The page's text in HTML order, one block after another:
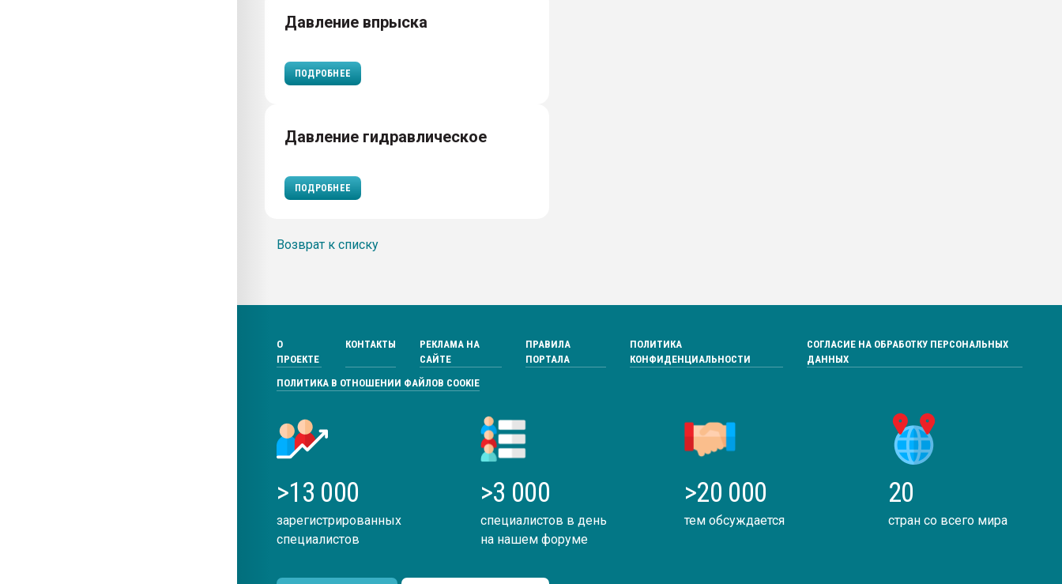
Давление впрыска
ПОДРОБНЕЕ
Давление гидравлическое
ПОДРОБНЕЕ
Возврат к списку
О
ПРОЕКТЕ
КОНТАКТЫ
РЕКЛАМА НА
САЙТЕ
ПРАВИЛА
ПОРТАЛА
ПОЛИТИКА
КОНФИДЕНЦИАЛЬНОСТИ
СОГЛАСИЕ НА ОБРАБОТКУ ПЕРСОНАЛЬНЫХ
ДАННЫХ
ПОЛИТИКА В ОТНОШЕНИИ ФАЙЛОВ COOKIE
>13 000
зарегистрированных
специалистов
>3 000
специалистов в день
на нашем форуме
>20 000
тем обсуждается
20
стран со всего мира